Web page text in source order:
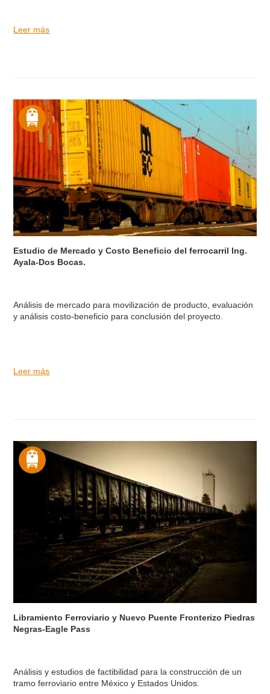
Leer más
Estudio de Mercado y Costo Beneficio del ferrocarril Ing.
Ayala-Dos Bocas.
Análisis de mercado para movilización de producto, evaluación
y análisis costo-beneficio para conclusión del proyecto.
Leer más
Libramiento Ferroviario y Nuevo Puente Fronterizo Piedras
Negras-Eagle Pass
Análisis y estudios de factibilidad para la construcción de un
tramo ferroviario entre México y Estados Unidos.